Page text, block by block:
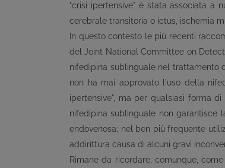
"crisi ipertensive" è stata associata a
cerebrale transitoria o ictus, ischemia
In questo contesto le più recenti
del Joint National Committee on
nifedipina sublinguale nel trattamento
non ha mai approvato l'uso della
ipertensive", ma per qualsiasi forma
nifedipina sublinguale non
endovenosa; nel ben più frequente
addirittura causa di alcuni gravi
Rimane da ricordare, comunque,